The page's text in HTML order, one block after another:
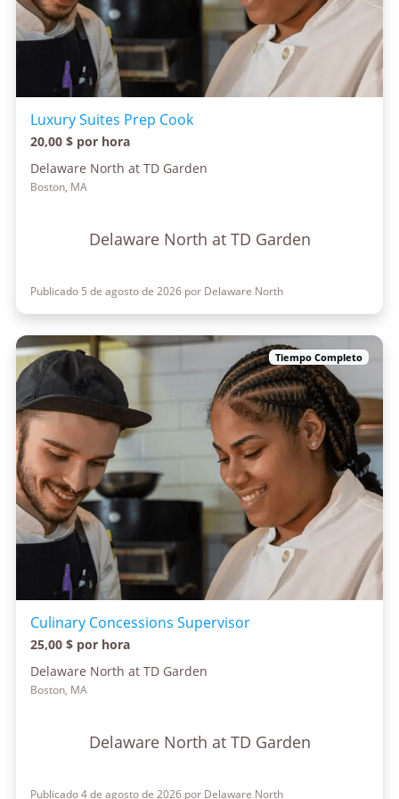
Luxury Suites Prep Cook
20,00 $ por hora
Delaware North at TD Garden
Boston, MA
Delaware North at TD Garden
Publicado 5 de agosto de 2026 por Delaware North
Tiempo Completo
Culinary Concessions Supervisor
25,00 $ por hora
Delaware North at TD Garden
Boston, MA
Delaware North at TD Garden
Publicado 4 de agosto de 2026 por Delaware North